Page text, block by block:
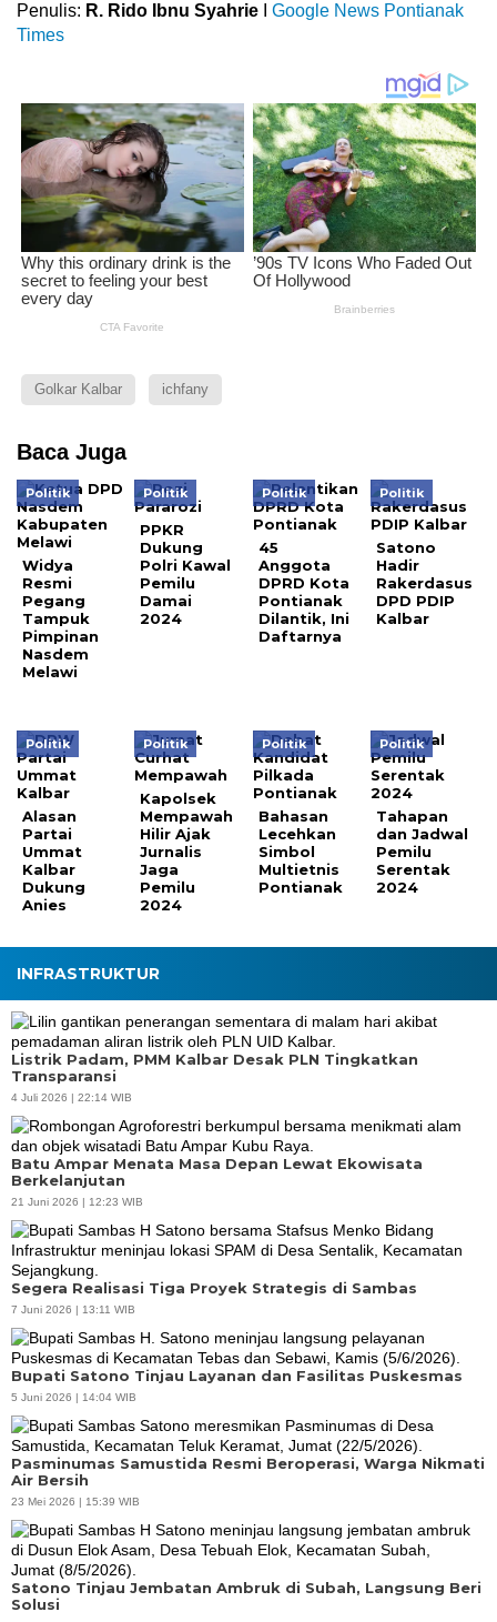
Penulis: R. Rido Ibnu Syahrie
Google News Pontianak
Times
Golkar Kalbar ichfany
Baca Juga
Politik
Widya
Resmi
Pegang
Tampuk
Pimpinan
Nasdem
Melawi
Politik
PPKR
Dukung
Polri Kawal
Pemilu
Damai
2024
Politik
45
Anggota
DPRD Kota
Pontianak
Dilantik, Ini
Daftarnya
Politik
Satono
Hadir
Rakerdasus
DPD PDIP
Kalbar
Politik
Alasan
Partai
Ummat
Kalbar
Dukung
Anies
Politik
Kapolsek
Mempawah
Hilir Ajak
Jurnalis
Jaga
Pemilu
2024
Politik
Bahasan
Lecehkan
Simbol
Multietnis
Pontianak
Politik
Tahapan
dan Jadwal
Pemilu
Serentak
2024
INFRASTRUKTUR
Listrik Padam, PMM Kalbar Desak PLN Tingkatkan
Transparansi
4 Juli 2026 | 22:14 WIB
Batu Ampar Menata Masa Depan Lewat Ekowisata
Berkelanjutan
21 Juni 2026 | 12:23 WIB
Segera Realisasi Tiga Proyek Strategis di Sambas
7 Juni 2026 | 13:11 WIB
Bupati Satono Tinjau Layanan dan Fasilitas Puskesmas
5 Juni 2026 | 14:04 WIB
Pasminumas Samustida Resmi Beroperasi, Warga Nikmati
Air Bersih
23 Mei 2026 | 15:39 WIB
Satono Tinjau Jembatan Ambruk di Subah, Langsung Beri
Solusi